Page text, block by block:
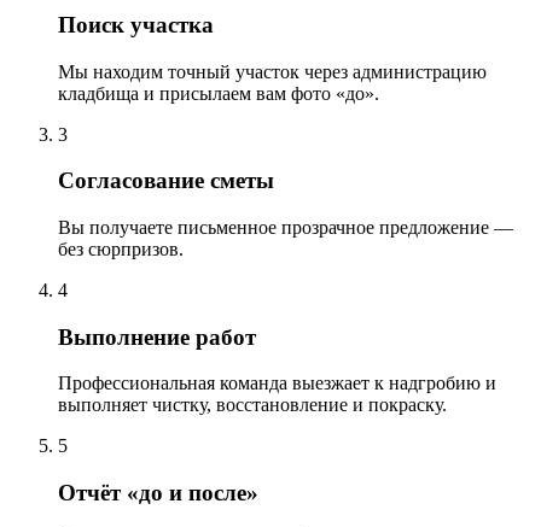
Поиск участка
Мы находим точный участок через администрацию
кладбища и присылаем вам фото «до».
3
Согласование сметы
Вы получаете письменное прозрачное предложение —
без сюрпризов.
4
Выполнение работ
Профессиональная команда выезжает к надгробию и
выполняет чистку, восстановление и покраску.
5
Отчёт «до и после»